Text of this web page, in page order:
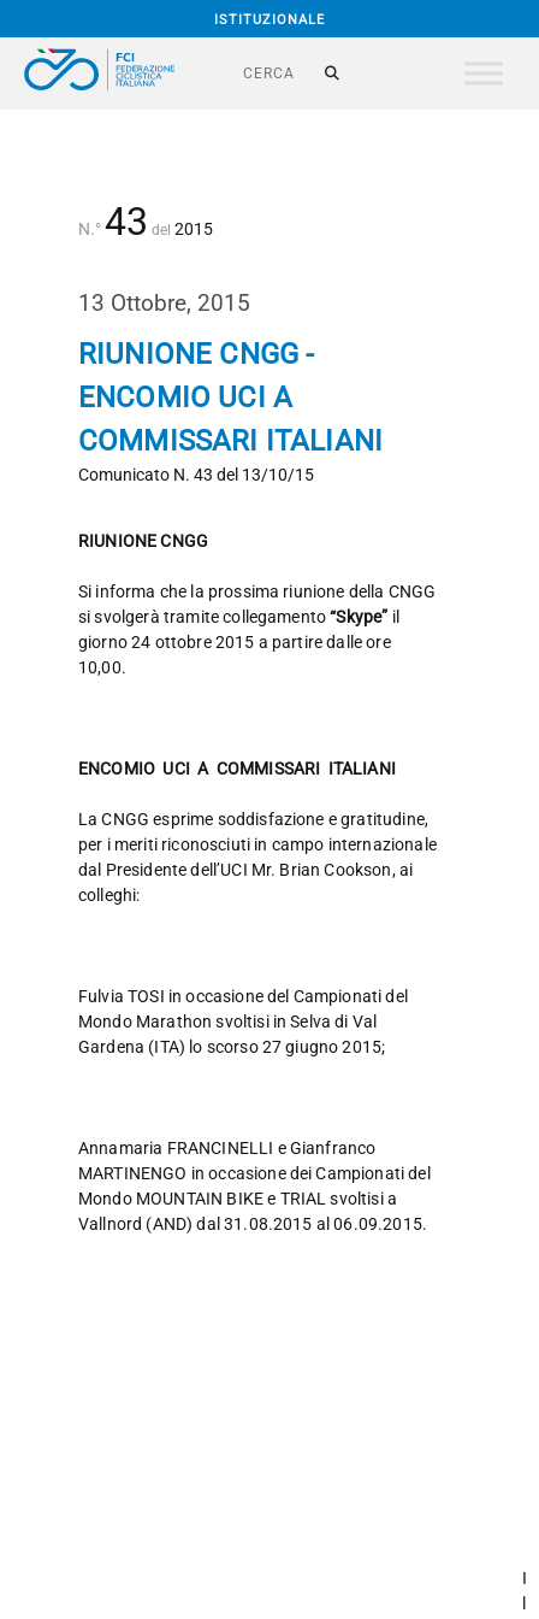
ISTITUZIONALE
N.°43 del 2015
13 Ottobre, 2015
RIUNIONE CNGG -
ENCOMIO UCI A
COMMISSARI ITALIANI
Comunicato N. 43 del 13/10/15
RIUNIONE CNGG
Si informa che la prossima riunione della CNGG
si svolgerà tramite collegamento“Skype” il
giorno 24 ottobre 2015 a partire dalle ore
10,00.
ENCOMIO UCI A COMMISSARI ITALIANI
La CNGG esprime soddisfazione e gratitudine,
per i meriti riconosciuti in campo internazionale
dal Presidente dell’UCI Mr. Brian Cookson, ai
colleghi:
Fulvia TOSI in occasione del Campionati del
Mondo Marathon svoltisi in Selva di Val
Gardena (ITA) lo scorso 27 giugno 2015;
Annamaria FRANCINELLI e Gianfranco
MARTINENGO in occasione dei Campionati del
Mondo MOUNTAIN BIKE e TRIAL svoltisi a
Vallnord (AND) dal 31.08.2015 al 06.09.2015.
I